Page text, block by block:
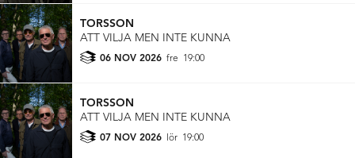
TORSSON
ATT VILJA MEN INTE KUNNA
06 NOV 2026 fre 19:00
TORSSON
ATT VILJA MEN INTE KUNNA
07 NOV 2026 lör 19:00